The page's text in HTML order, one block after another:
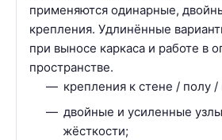
применяются одинарные,
крепления. Удлинённые
при выносе каркаса и работе в
пространстве.
крепления к стене / полу /
двойные и усиленные
жёсткости;